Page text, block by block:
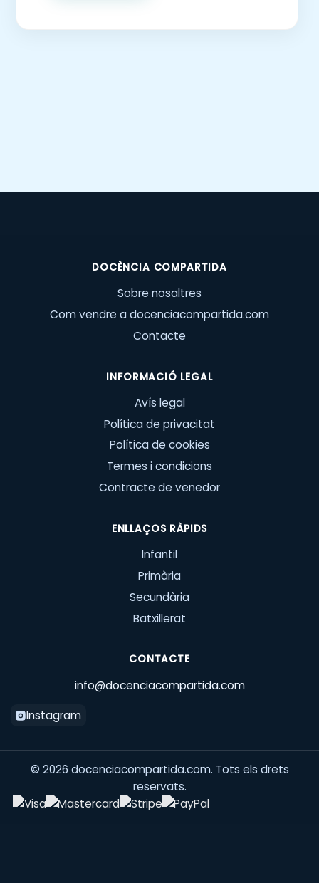
DOCÈNCIA COMPARTIDA
Sobre nosaltres
Com vendre a docenciacompartida.com
Contacte
INFORMACIÓ LEGAL
Avís legal
Política de privacitat
Política de cookies
Termes i condicions
Contracte de venedor
ENLLAÇOS RÀPIDS
Infantil
Primària
Secundària
Batxillerat
CONTACTE
info@docenciacompartida.com
Instagram
© 2026 docenciacompartida.com. Tots els drets
reservats.